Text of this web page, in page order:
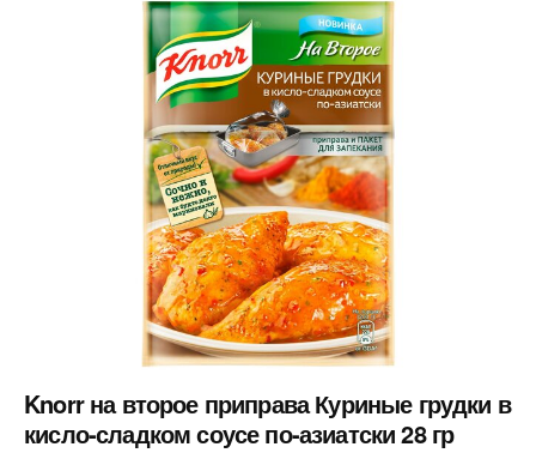
Knorr на второе приправа Куриные грудки в
кисло-сладком соусе по-азиатски 28 гр